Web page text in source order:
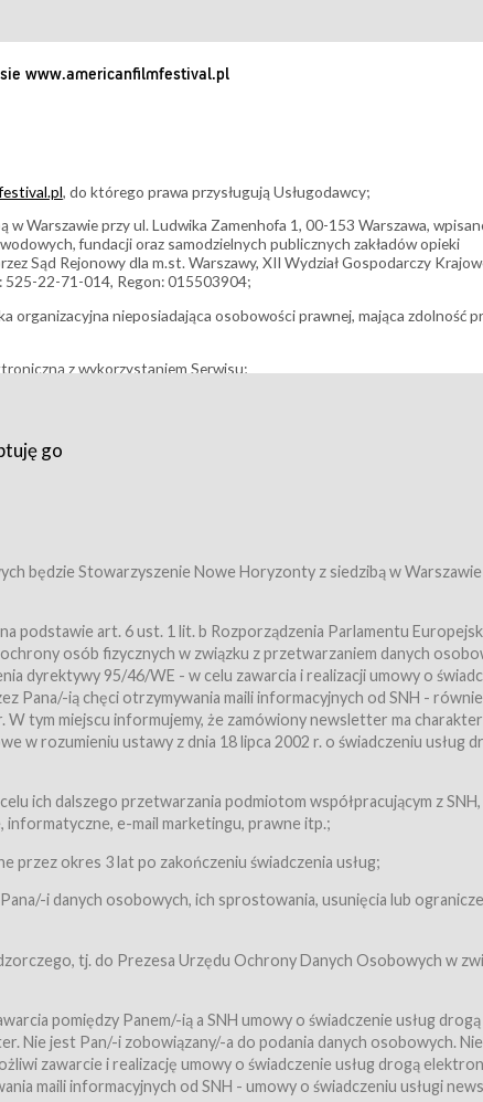
www.americanfilmfestival.pl
, do którego prawa przysługują Usługodawcy;
Warszawie przy ul. Ludwika Zamenhofa 1, 00-153 Warszawa,
fundacji oraz samodzielnych publicznych zakładów opieki
Sąd Rejonowy dla m.st. Warszawy, XII Wydział Gospodarczy
525-22-71-014, Regon: 015503904;
organizacyjna nieposiadająca osobowości prawnej, mająca zdolność
z wykorzystaniem Serwisu;
z Usługodawcą i uprawniające do wzięcia udziału w Wydarzeniu,
Usługodawcą i uprawniające do wzięcia udziału w Wydarzeniu,
uprawniające do uczestnictwa w wielu albo w pojedynczych seansach
Serwisie;
z zastrzeżeniem usług, o których mowa w ust. 2 pkt. 4 i 5 poniżej,
będących osobami fizycznymi.
świadczy Usługi drogą elektroniczną w rozumieniu
z 2002 r., Nr 144, poz. 1204, z późń. zm.). Usługi świadczone są
materiałów zamieszczanych w Serwisie,
i Biletów,
ustawy z dnia 18 lipca 2002 r. o świadczeniu usług drogą
są nieodpłatnie.
go
będzie Stowarzyszenie Nowe Horyzonty z siedzibą w
podstawie art. 6 ust. 1 lit. b Rozporządzenia Parlamentu
osób fizycznych w związku z przetwarzaniem danych
dyrektywy 95/46/WE - w celu zawarcia i realizacji umowy o
Pana/-ią chęci otrzymywania maili informacyjnych od SNH -
W tym miejscu informujemy, że zamówiony newsletter ma charakter
w rozumieniu ustawy z dnia 18 lipca 2002 r. o świadczeniu usług
ich dalszego przetwarzania podmiotom współpracującym z
e-mail marketingu, prawne itp.;
przez okres 3 lat po zakończeniu świadczenia usług;
i danych osobowych, ich sprostowania, usunięcia lub
tj. do Prezesa Urzędu Ochrony Danych Osobowych w
pomiędzy Panem/-ią a SNH umowy o świadczenie usług drogą
Nie jest Pan/-i zobowiązany/-a do podania danych osobowych.
zawarcie i realizację umowy o świadczenie usług drogą
maili informacyjnych od SNH - umowy o świadczeniu usługi